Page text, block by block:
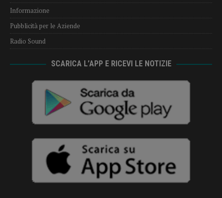
Informazione
Pubblicità per le Aziende
Radio Sound
SCARICA L’APP E RICEVI LE NOTIZIE